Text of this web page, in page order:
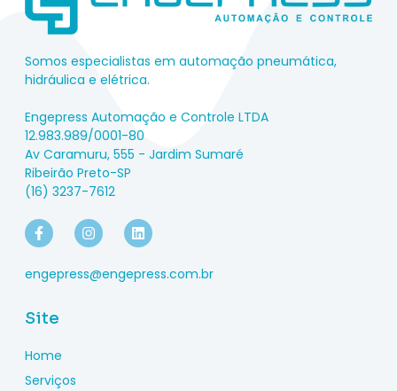
Somos especialistas em automação pneumática,
hidráulica e elétrica.
Engepress Automação e Controle LTDA
12.983.989/0001-80
Av Caramuru, 555 - Jardim Sumaré
Ribeirão Preto-SP
(16) 3237-7612
engepress@engepress.com.br
Site
Home
Serviços